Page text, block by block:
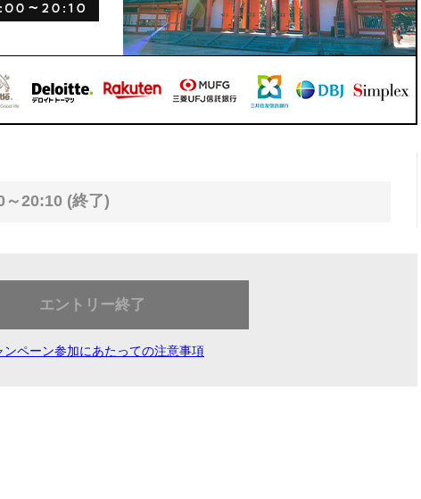
20:10 (終了)
エントリー終了
ンペーン参加にあたっての注意事項